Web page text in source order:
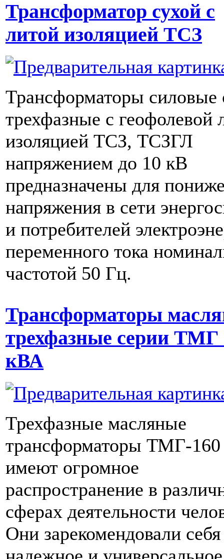
Трансформатор сухой с
литой изоляцией ТСЗ
Трансформаторы силовые
трехфазные с геофолевой
изоляцией ТСЗ, ТСЗГЛ
напряжением до 10 кВ
предназначены для
напряжения в сети
и потребителей
переменного тока
частотой 50 Гц.
Трансформаторы
трехфазные серии ТМГ
кВА
Трехфазные масляные
трансформаторы ТМГ-160
имеют огромное
распространение в
сферах деятельности
Они зарекомендовали себя